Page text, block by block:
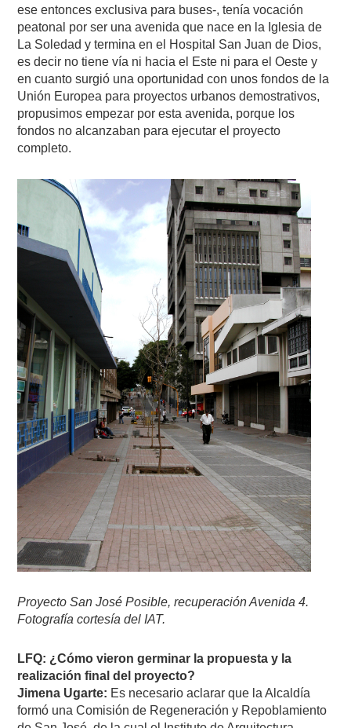
ese entonces exclusiva para buses-, tenía vocación
peatonal por ser una avenida que nace en la Iglesia de
La Soledad y termina en el Hospital San Juan de Dios,
es decir no tiene vía ni hacia el Este ni para el Oeste y
en cuanto surgió una oportunidad con unos fondos de la
Unión Europea para proyectos urbanos demostrativos,
propusimos empezar por esta avenida, porque los
fondos no alcanzaban para ejecutar el proyecto
completo.
Proyecto San José Posible, recuperación Avenida 4.
Fotografía cortesía del IAT.
LFQ: ¿Cómo vieron germinar la propuesta y la
realización final del proyecto?
Jimena Ugarte: Es necesario aclarar que la Alcaldía
formó una Comisión de Regeneración y Repoblamiento